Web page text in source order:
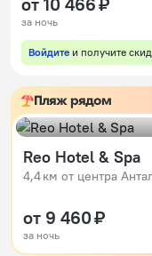
за ночь
Войдите и получите
Пляж рядом
Reo Hotel & Spa
4,4 км от центра
от 9 460 ₽
за ночь